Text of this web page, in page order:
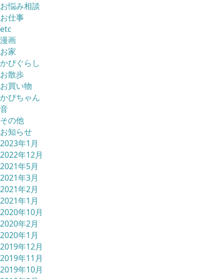
お悩み相談
お仕事
etc
漫画
お家
かぴぐらし
お散歩
お買い物
かぴちゃん
音
その他
お知らせ
2023年1月
2022年12月
2021年5月
2021年3月
2021年2月
2021年1月
2020年10月
2020年2月
2020年1月
2019年12月
2019年11月
2019年10月